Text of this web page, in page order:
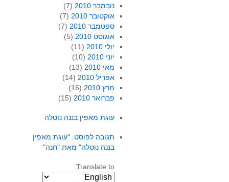
נובמבר 2010
(7)
אוקטובר 2010
(7)
ספטמבר 2010
(7)
אוגוסט 2010
(5)
יולי 2010
(11)
יוני 2010
(10)
מאי 2010
(13)
אפריל 2010
(14)
מרץ 2010
(16)
פברואר 2010
(15)
עוגת מאפין בננה נוטלה
תגובה לפוסט: "עוגת מאפין
בננה נוטלה" מאת "חנה"
Translate to: